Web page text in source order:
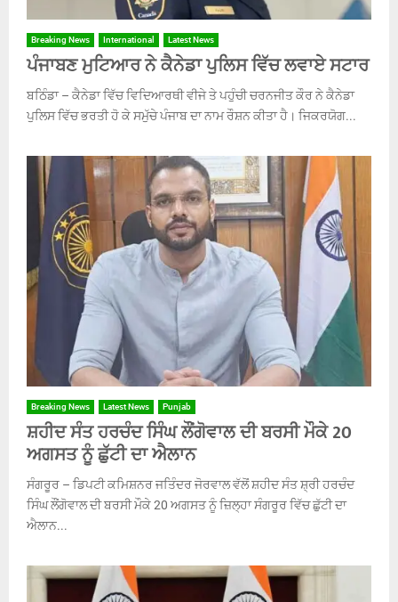
Breaking News International Latest News
ਪੰਜਾਬਣ ਮੁਟਿਆਰ ਨੇ ਕੈਨੇਡਾ ਪੁਲਿਸ ਵਿੱਚ ਲਵਾਏ ਸਟਾਰ
ਬਠਿੰਡਾ – ਕੈਨੇਡਾ ਵਿੱਚ ਵਿਦਿਆਰਥੀ ਵੀਜੇ ਤੇ ਪਹੁੰਚੀ ਚਰਨਜੀਤ ਕੌਰ ਨੇ ਕੈਨੇਡਾ
ਪੁਲਿਸ ਵਿੱਚ ਭਰਤੀ ਹੋ ਕੇ ਸਮੁੱਚੇ ਪੰਜਾਬ ਦਾ ਨਾਮ ਰੌਸ਼ਨ ਕੀਤਾ ਹੈ। ਜਿਕਰਯੋਗ...
Breaking News Latest News Punjab
ਸ਼ਹੀਦ ਸੰਤ ਹਰਚੰਦ ਸਿੰਘ ਲੌਂਗੋਵਾਲ ਦੀ ਬਰਸੀ ਮੌਕੇ 20
ਅਗਸਤ ਨੂੰ ਛੁੱਟੀ ਦਾ ਐਲਾਨ
ਸੰਗਰੂਰ – ਡਿਪਟੀ ਕਮਿਸ਼ਨਰ ਜਤਿੰਦਰ ਜੋਰਵਾਲ ਵੱਲੋਂ ਸ਼ਹੀਦ ਸੰਤ ਸ਼੍ਰੀ ਹਰਚੰਦ
ਸਿੰਘ ਲੌਂਗੋਵਾਲ ਦੀ ਬਰਸੀ ਮੌਕੇ 20 ਅਗਸਤ ਨੂੰ ਜ਼ਿਲ੍ਹਾ ਸੰਗਰੂਰ ਵਿੱਚ ਛੁੱਟੀ ਦਾ
ਐਲਾਨ...